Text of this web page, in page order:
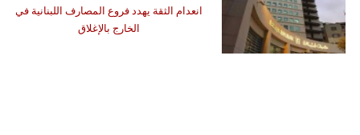
انعدام الثقة يهدد فروع المصارف اللبنانية في
الخارج بالإغلاق